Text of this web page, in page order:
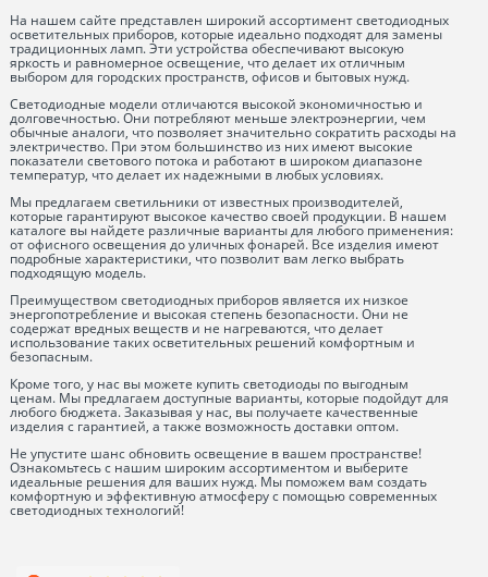
На нашем сайте представлен широкий ассортимент светодиодных
осветительных приборов, которые идеально подходят для замены
традиционных ламп. Эти устройства обеспечивают высокую
яркость и равномерное освещение, что делает их отличным
выбором для городских пространств, офисов и бытовых нужд.
Светодиодные модели отличаются высокой экономичностью и
долговечностью. Они потребляют меньше электроэнергии, чем
обычные аналоги, что позволяет значительно сократить расходы на
электричество. При этом большинство из них имеют высокие
показатели светового потока и работают в широком диапазоне
температур, что делает их надежными в любых условиях.
Мы предлагаем светильники от известных производителей,
которые гарантируют высокое качество своей продукции. В нашем
каталоге вы найдете различные варианты для любого применения:
от офисного освещения до уличных фонарей. Все изделия имеют
подробные характеристики, что позволит вам легко выбрать
подходящую модель.
Преимуществом светодиодных приборов является их низкое
энергопотребление и высокая степень безопасности. Они не
содержат вредных веществ и не нагреваются, что делает
использование таких осветительных решений комфортным и
безопасным.
Кроме того, у нас вы можете купить светодиоды по выгодным
ценам. Мы предлагаем доступные варианты, которые подойдут для
любого бюджета. Заказывая у нас, вы получаете качественные
изделия с гарантией, а также возможность доставки оптом.
Не упустите шанс обновить освещение в вашем пространстве!
Ознакомьтесь с нашим широким ассортиментом и выберите
идеальные решения для ваших нужд. Мы поможем вам создать
комфортную и эффективную атмосферу с помощью современных
светодиодных технологий!